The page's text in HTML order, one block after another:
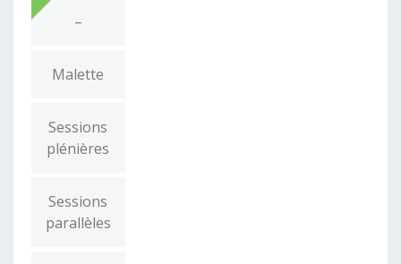
–
Malette
Sessions
plénières
Sessions
parallèles